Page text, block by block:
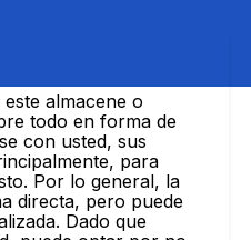
almacene o
todo en forma de
con usted, sus
para
Por lo general, la
directa, pero puede
Dado que